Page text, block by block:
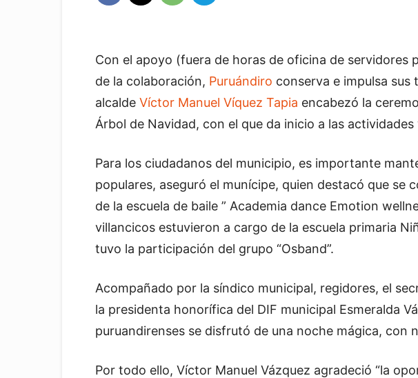
Con el apoyo (fuera de horas de oficina de servidores
de la colaboración, Puruándiro conserva e impulsa sus
alcalde Víctor Manuel Víquez Tapia encabezó la
Árbol de Navidad, con el que da inicio a las
Para los ciudadanos del municipio, es importante
populares, aseguró el munícipe, quien destacó que se
de la escuela de baile ” Academia dance Emotion
villancicos estuvieron a cargo de la escuela primaria
tuvo la participación del grupo “Osband”.
Acompañado por la síndico municipal, regidores, el
la presidenta honorífica del DIF municipal Esmeralda
puruandirenses se disfrutó de una noche mágica, con
Por todo ello, Víctor Manuel Vázquez agradeció “la